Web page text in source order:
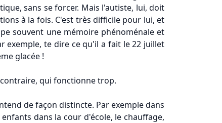
sans se forcer. Mais l'autiste, lui, doit
à la fois. C'est très difficile pour lui, et
souvent une mémoire phénoménale et
exemple, te dire ce qu'il a fait le 22 juillet
glacée !
qui fonctionne trop.
de façon distincte. Par exemple dans
dans la cour d'école, le chauffage,